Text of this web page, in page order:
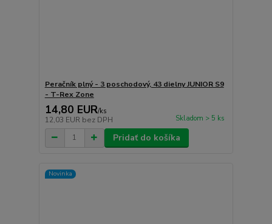
Peračník plný - 3 poschodový, 43 dielny JUNIOR S9
- T-Rex Zone
14,80 EUR/ks
12,03 EUR bez DPH Skladom > 5 ks
Pridať do košíka
Novinka